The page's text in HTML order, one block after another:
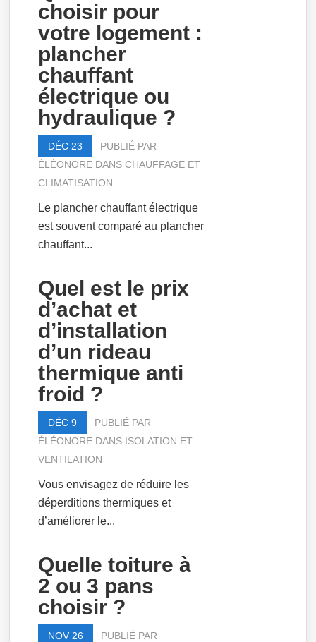
choisir pour
votre logement :
plancher
chauffant
électrique ou
hydraulique ?
DÉC 23
PUBLIÉ PAR
ÉLÉONORE DANSCHAUFFAGE ET
CLIMATISATION
Le plancher chauffant électrique
est souvent comparé au plancher
chauffant...
Quel est le prix
d’achat et
d’installation
d’un rideau
thermique anti
froid ?
DÉC 9
PUBLIÉ PAR
ÉLÉONORE DANS ISOLATION ET
VENTILATION
Vous envisagez de réduire les
déperditions thermiques et
d’améliorer le...
Quelle toiture à
2 ou 3 pans
choisir ?
NOV 26
PUBLIÉ PAR